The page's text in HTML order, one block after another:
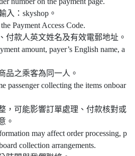
入：skyshop。
Payment Access Code.
付款人英文姓名及有效電郵地址。
amount, payer’s English name, a
品之乘客為同一人。
passenger collecting the items onboar
，可能影響訂單處理、付款核對或
。
may affect order processing, p
collection arrangements.